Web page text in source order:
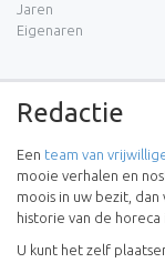
Jaren
Eigenaren
Redactie
Een team van
mooie verhalen en
moois in uw bezit,
historie van de horeca
U kunt het zelf